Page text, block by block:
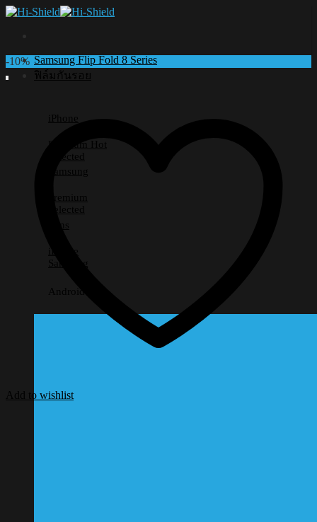
Skip
Samsung Flip Fold 8 Series
ฟิล์มกันรอย
iPhone
Premium
Selected
Samsung
Premium
Selected
Lens
iPhone
Samsung
Android อื่นๆ
-10%
Add to wishlist